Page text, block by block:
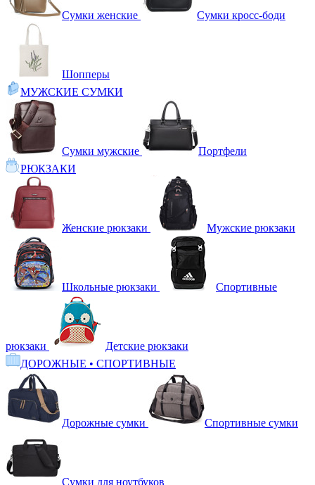
Сумки женские Сумки кросс-боди
Шопперы
МУЖСКИЕ СУМКИ
Сумки мужские
Портфели
РЮКЗАКИ
Женские рюкзаки Мужские рюкзаки
Школьные рюкзаки Спортивные
рюкзаки
Детские рюкзаки
ДОРОЖНЫЕ • СПОРТИВНЫЕ
Дорожные сумки Спортивные сумки
Сумки для ноутбуков